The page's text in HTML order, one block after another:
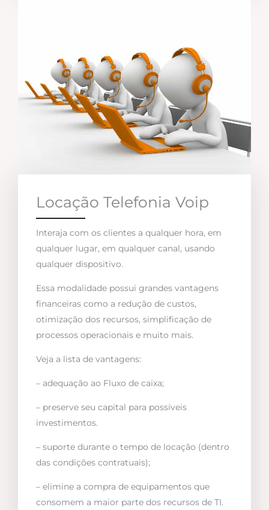
Locação Telefonia Voip
Interaja com os clientes a qualquer hora, em
qualquer lugar, em qualquer canal, usando
qualquer dispositivo.
Essa modalidade possui grandes vantagens
financeiras como a redução de custos,
otimização dos recursos, simplificação de
processos operacionais e muito mais.
Veja a lista de vantagens:
– adequação ao Fluxo de caixa;
– preserve seu capital para possíveis
investimentos.
– suporte durante o tempo de locação (dentro
das condições contratuais);
– elimine a compra de equipamentos que
consomem a maior parte dos recursos de TI.